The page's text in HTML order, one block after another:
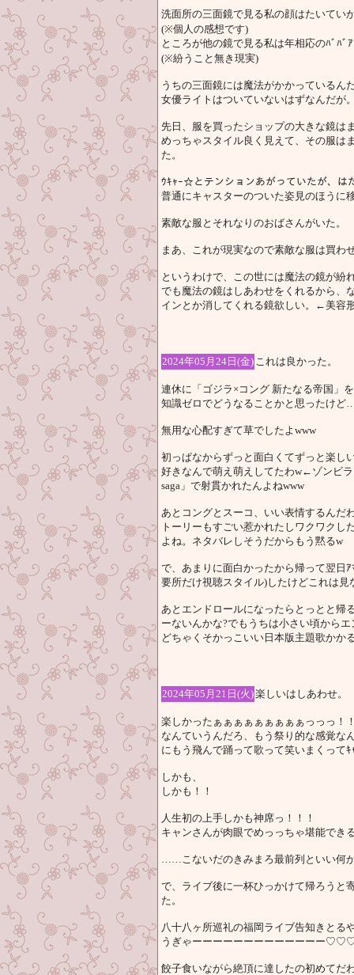
洗面所の三面鏡で見る私の顔はたいてい
(※個人の感想です)
ところが他の鏡で見る私は年相応のﾊﾞﾊﾞ
(※紛うこと無き現実)
うちの三面鏡には魔法がかかっているん
女優ライトはついていないはずなんだが
先日、服を買ったショップの大きな鏡は
めっちゃスタイル良く見えて、その服は
た。
ｳｷｬｰ☆とテンションあがっていたが、は
普通にキャスターのついた姿見のほうに
素敵な服とそれなりのおばさんがいた。
まあ、これが現実なので素敵な服は買わ
というわけで、この世には魔法の鏡が紛
でも魔法の鏡はしあわせをくれるから、
インとか消してくれる鏡欲しい。←美容
2024年05月24日(金) これは良かった。
連休に「ゴジラ×コング 新たなる帝国」
知識ゼロでどうなることかと思ったけ
無用な心配すぎて草でしたよwww
初っぱなからずっと面白くてずっと楽し
好きなんで萌え萌えしてたわw←ゾンビ
saga」で射貫かれたんよねwww
あとコングとスーコ、いい表情するんだ
トーリーもすごい惹かれたしワクワクし
よね。ネタバレしそうだからもう黙るw
で、あまりに面白かったから帰って翌日
要所だけ視聴スタイル)したけどこれは
あとエンドロールになったらとっとと帰
ーないんかな?でもうちは小さい頃から
どちゃくそかっこいい日本版主題歌かか
2024年05月21日(火)楽しいはしあわせ。
楽しかったぁぁぁぁぁぁぁぁぁっっっ！
なんていうんだろ、もう祭り的な感覚な
にもう飛んで踊って歌って笑いまくって
しかも、
しかも！！
人生初の上手しかも神席っ！！！
キャンさんが肉眼でめっっちゃ堪能でき
……こないだのきみまろ最前列といい何
で、ライブ後に一杯ひっかけて帰ろうと
た。
八十八ヶ所巡礼の福岡ライブ告知きとる
うぎゃーーーーーーーーーーーーー
餃子食いながら絶頂に達したの初めてだ